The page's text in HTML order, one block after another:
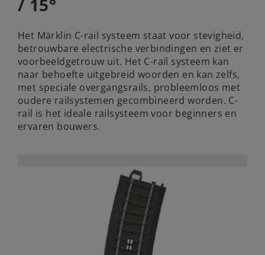
/ 15°
Het Märklin C-rail systeem staat voor stevigheid,
betrouwbare electrische verbindingen en ziet er
voorbeeldgetrouw uit. Het C-rail systeem kan
naar behoefte uitgebreid woorden en kan zelfs,
met speciale overgangsrails, probleemloos met
oudere railsystemen gecombineerd worden. C-
rail is het ideale railsysteem voor beginners en
ervaren bouwers.